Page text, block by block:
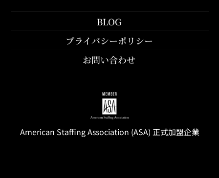
BLOG
プライバシーポリシー
お問い合わせ
American StaffingAssociation (ASA) 正式加盟企業